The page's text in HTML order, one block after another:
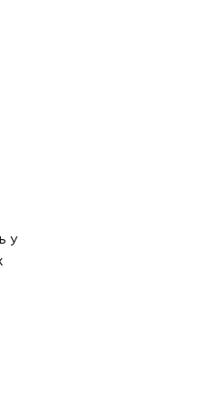
у